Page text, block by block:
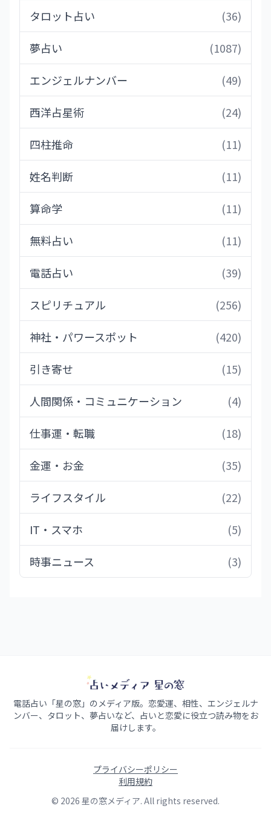
タロット占い (36)
夢占い (1087)
エンジェルナンバー (49)
西洋占星術 (24)
四柱推命 (11)
姓名判断 (11)
算命学 (11)
無料占い (11)
電話占い (39)
スピリチュアル (256)
神社・パワースポット (420)
引き寄せ (15)
人間関係・コミュニケーション (4)
仕事運・転職 (18)
金運・お金 (35)
ライフスタイル (22)
IT・スマホ (5)
時事ニュース (3)
電話占い「星の窓」のメディア版。恋愛運、相性、エンジェルナ
ンバー、タロット、夢占いなど、占いと恋愛に役立つ読み物をお
届けします。
プライバシーポリシー
利用規約
© 2026 星の窓メディア. All rights reserved.